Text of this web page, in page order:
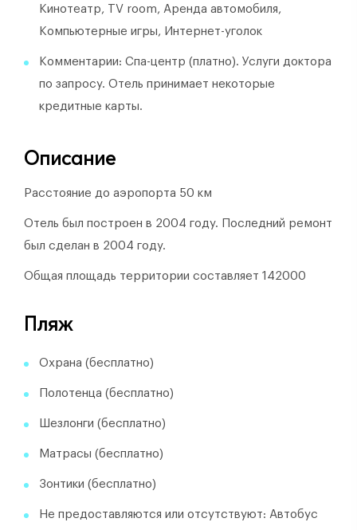
Кинотеатр, TV room, Аренда автомобиля,
Компьютерные игры, Интернет-уголок
Комментарии: Спа-центр (платно). Услуги доктора
по запросу. Отель принимает некоторые
кредитные карты.
Описание
Расстояние до аэропорта 50 км
Отель был построен в 2004 году.
Последний ремонт
был сделан в 2004 году.
Общая площадь территории составляет 142000
Пляж
Охрана (бесплатно)
Полотенца (бесплатно)
Шезлонги (бесплатно)
Матрасы (бесплатно)
Зонтики (бесплатно)
Не предоставляются или отсутствуют: Автобус